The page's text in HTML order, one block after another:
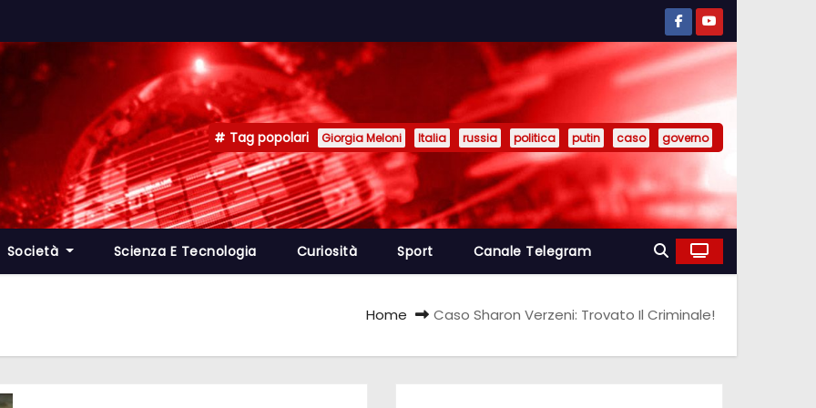
Tag popolari Giorgia Meloni Italia russia politica putin caso governo
Società Scienza E Tecnologia Curiosità Sport Canale Telegram
Home Caso Sharon Verzeni: Trovato Il Criminale!